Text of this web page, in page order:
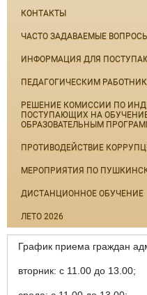
КОНТАКТЫ
ЧАСТО ЗАДАВАЕМЫЕ ВОПРОСЫ
ИНФОРМАЦИЯ ДЛЯ
ПЕДАГОГИЧЕСКИМ
РЕШЕНИЕ КОМИССИИ ПО
ПОСТУПАЮЩИХ НА
ОБРАЗОВАТЕЛЬНЫМ
ПРОТИВОДЕЙСТВИЕ
МЕРОПРИЯТИЯ ПО
ДИСТАНЦИОННОЕ ОБУЧЕНИЕ
ЛЕТО 2026
График приема граждан
вторник: с 11.00 до 13.00;